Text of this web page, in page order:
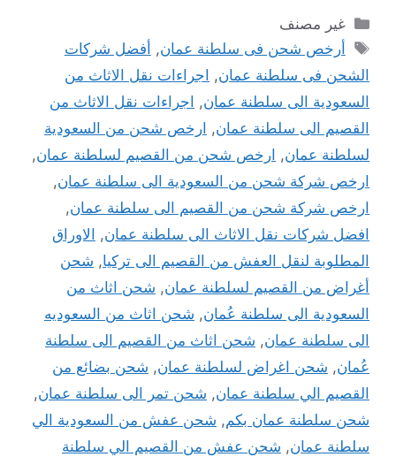
التصنيفات
غير مصنف
الوسوم
أرخص شحن فى سلطنة عمان, أفضل شركات
الشحن فى سلطنة عمان, اجراءات نقل الاثاث من
السعودية الى سلطنة عمان, اجراءات نقل الاثاث من
القصيم الى سلطنة عمان, ارخص شحن من السعودية
لسلطنة عمان, ارخص شحن من القصيم لسلطنة عمان,
ارخص شركة شحن من السعودية الى سلطنة عمان,
ارخص شركة شحن من القصيم الى سلطنة عمان,
افضل شركات نقل الاثاث الى سلطنة عمان,
الاوراق
المطلوبة لنقل العفش من القصيم الى تركيا, شحن
أغراض من القصيم لسلطنة عمان, شحن اثاث من
السعودية الى سلطنة عُمان, شحن اثاث من السعوديه
الى سلطنة عمان, شحن اثاث من القصيم الى سلطنة
عُمان, شحن اغراض لسلطنة عمان, شحن بضائع من
القصيم الي سلطنة عمان, شحن تمر الى سلطنة عمان,
شحن سلطنة عمان بكم, شحن عفش من السعودية الي
سلطنة عمان, شحن عفش من القصيم الي سلطنة